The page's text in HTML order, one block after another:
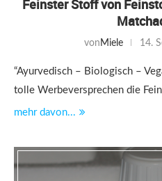
Feinster Stoff von
von Miele 14.
“Ayurvedisch – Biologisch –
tolle Werbeversprechen die
mehr davon...